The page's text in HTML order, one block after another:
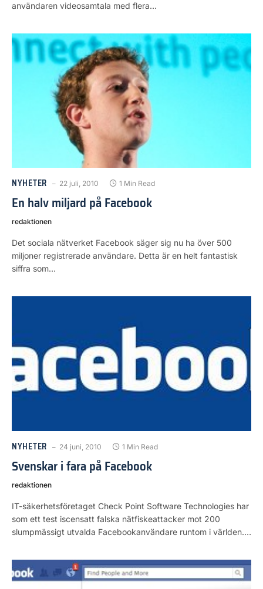
användaren videosamtala med flera…
NYHETER 22 juli, 2010 1 Min Read
En halv miljard på Facebook
redaktionen
Det sociala nätverket Facebook säger sig nu ha över 500
miljoner registrerade användare. Detta är en helt fantastisk
siffra som…
NYHETER 24 juni, 2010 1 Min Read
Svenskar i fara på Facebook
redaktionen
IT-säkerhetsföretaget Check Point Software Technologies har
som ett test iscensatt falska nätfiskeattacker mot 200
slumpmässigt utvalda Facebookanvändare runtom i världen.…